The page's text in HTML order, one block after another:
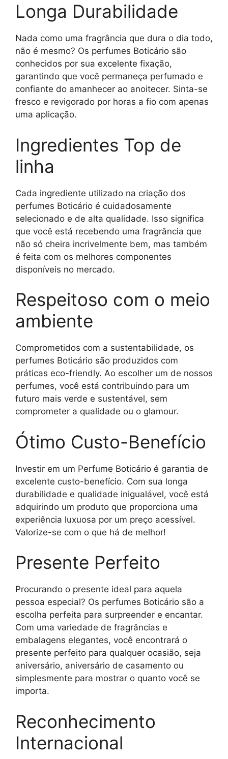
Longa Durabilidade
Nada como uma fragrância que dura o dia todo,
não é mesmo? Os perfumes Boticário são
conhecidos por sua excelente fixação,
garantindo que você permaneça perfumado e
confiante do amanhecer ao anoitecer. Sinta-se
fresco e revigorado por horas a fio com apenas
uma aplicação.
Ingredientes Top de
linha
Cada ingrediente utilizado na criação dos
perfumes Boticário é cuidadosamente
selecionado e de alta qualidade. Isso significa
que você está recebendo uma fragrância que
não só cheira incrivelmente bem, mas também
é feita com os melhores componentes
disponíveis no mercado.
Respeitoso com o meio
ambiente
Comprometidos com a sustentabilidade, os
perfumes Boticário são produzidos com
práticas eco-friendly. Ao escolher um de nossos
perfumes, você está contribuindo para um
futuro mais verde e sustentável, sem
comprometer a qualidade ou o glamour.
Ótimo Custo-Benefício
Investir em um Perfume Boticário é garantia de
excelente custo-benefício. Com sua longa
durabilidade e qualidade inigualável, você está
adquirindo um produto que proporciona uma
experiência luxuosa por um preço acessível.
Valorize-se com o que há de melhor!
Presente Perfeito
Procurando o presente ideal para aquela
pessoa especial? Os perfumes Boticário são a
escolha perfeita para surpreender e encantar.
Com uma variedade de fragrâncias e
embalagens elegantes, você encontrará o
presente perfeito para qualquer ocasião, seja
aniversário, aniversário de casamento ou
simplesmente para mostrar o quanto você se
importa.
Reconhecimento
Internacional